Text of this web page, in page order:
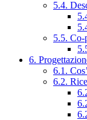
5.4.
5.5. Co-
6.
6.1.
6.2.